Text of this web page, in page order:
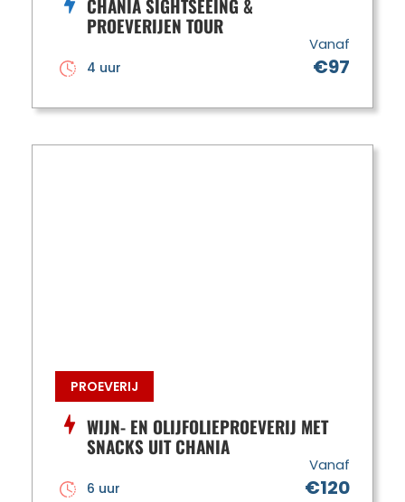
CHANIA SIGHTSEEING &
PROEVERIJEN TOUR
Vanaf
€97
4 uur
PROEVERIJ
WIJN- EN OLIJFOLIEPROEVERIJ MET
SNACKS UIT CHANIA
Vanaf
€120
6 uur